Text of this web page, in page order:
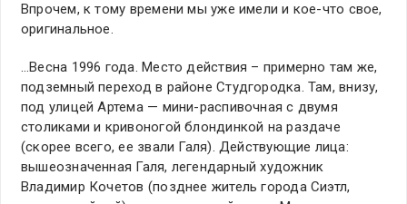
Впрочем, к тому времени мы уже имели и кое-что свое,
оригинальное.
…Весна 1996 года. Место действия – примерно там же,
подземный переход в районе Студгородка. Там, внизу,
под улицей Артема — мини-распивочная с двумя
столиками и кривоногой блондинкой на раздаче
(скорее всего, ее звали Галя). Действующие лица:
вышеозначенная Галя, легендарный художник
Владимир Кочетов (позднее житель города Сиэтл,